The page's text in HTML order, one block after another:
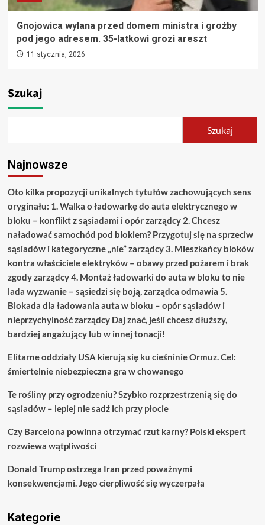
Gnojowica wylana przed domem ministra i groźby
pod jego adresem. 35-latkowi grozi areszt
11 stycznia, 2026
Szukaj
Szukaj
Najnowsze
Oto kilka propozycji unikalnych tytułów zachowujących sens
oryginału: 1. Walka o ładowarkę do auta elektrycznego w
bloku – konflikt z sąsiadami i opór zarządcy 2. Chcesz
naładować samochód pod blokiem? Przygotuj się na sprzeciw
sąsiadów i kategoryczne „nie” zarządcy 3. Mieszkańcy bloków
kontra właściciele elektryków – obawy przed pożarem i brak
zgody zarządcy 4. Montaż ładowarki do auta w bloku to nie
lada wyzwanie – sąsiedzi się boją, zarządca odmawia 5.
Blokada dla ładowania auta w bloku – opór sąsiadów i
nieprzychylność zarządcy Daj znać, jeśli chcesz dłuższy,
bardziej angażujący lub w innej tonacji!
Elitarne oddziały USA kierują się ku cieśninie Ormuz. Cel:
śmiertelnie niebezpieczna gra w chowanego
Te rośliny przy ogrodzeniu? Szybko rozprzestrzenią się do
sąsiadów – lepiej nie sadź ich przy płocie
Czy Barcelona powinna otrzymać rzut karny? Polski ekspert
rozwiewa wątpliwości
Donald Trump ostrzega Iran przed poważnymi
konsekwencjami. Jego cierpliwość się wyczerpała
Kategorie